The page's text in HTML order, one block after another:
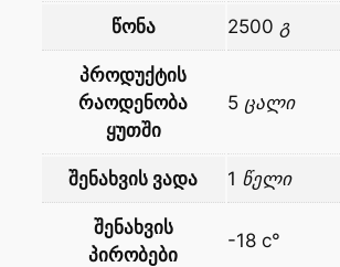
წონა 2500 გ
პროდუქტის
რაოდენობა
ყუთში
5 ცალი
შენახვის ვადა 1 წელი
შენახვის
პირობები
-18 c°